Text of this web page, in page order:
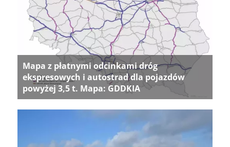
Mapa z płatnymi odcinkami dróg
ekspresowych i autostrad dla pojazdów
powyżej 3,5 t. Mapa: GDDKIA